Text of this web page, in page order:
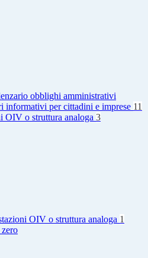
obblighi amministrativi
informativi per cittadini e imprese 11
OIV o struttura analoga 3
OIV o struttura analoga 1